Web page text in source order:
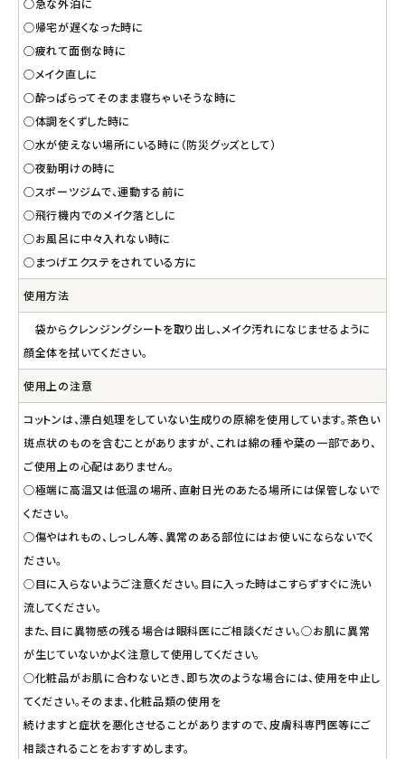
○帰宅が遅くなった時に
○疲れて面倒な時に
○メイク直しに
○酔っぱらってそのまま寝ちゃいそうな時に
○体調をくずした時に
○水が使えない場所にいる時に（防災グッズとして）
○夜勤明けの時に
○スポーツジムで、運動する前に
○飛行機内でのメイク落としに
○お風呂に中々入れない時に
○まつげエクステをされている方に
使用方法
袋からクレンジングシートを取り出し、メイク汚れになじませるように
顔全体を拭いてください。
使用上の注意
コットンは、漂白処理をしていない生成りの原綿を使用しています。茶色い
斑点状のものを含むことがありますが、これは綿の種や葉の一部であり、
ご使用上の心配はありません。
○極端に高温又は低温の場所、直射日光のあたる場所には保管しないで
ください。
○傷やはれもの、しっしん等、異常のある部位にはお使いにならないでく
ださい。
○目に入らないようご注意ください。目に入った時はこすらずすぐに洗い
流してください。
また、目に異物感の残る場合は眼科医にご相談ください。○お肌に異常
が生じていないかよく注意して使用してください。
○化粧品がお肌に合わないとき、即ち次のような場合には、使用を中止し
てください。そのまま、化粧品類の使用を
続けますと症状を悪化させることがありますので、皮膚科専門医等にご
相談されることをおすすめします。